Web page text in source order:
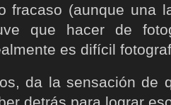
fracaso (aunque una
que hacer de
es difícil
da la sensación de
detrás para lograr